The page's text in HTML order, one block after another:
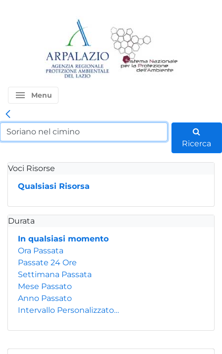
menu Menu
Ricerca
Voci Risorse
Qualsiasi Risorsa
Durata
In qualsiasi momento
Ora Passata
Passate 24 Ore
Settimana Passata
Mese Passato
Anno Passato
Intervallo Personalizzato…